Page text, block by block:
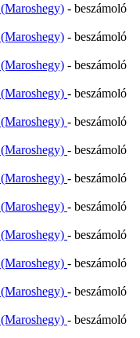
- beszámoló
- beszámoló
- beszámoló
- beszámoló
- beszámoló
- beszámoló
- beszámoló
- beszámoló
- beszámoló
- beszámoló
- beszámoló
- beszámoló